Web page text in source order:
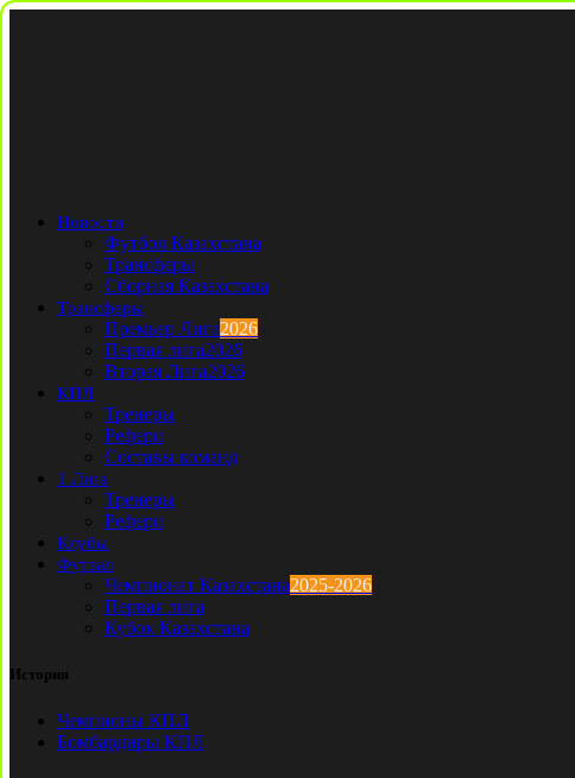
Новости
Футбол Казахстана
Трансферы
Сборная Казахстана
Трансферы
Премьер Лига2026
Первая лига2026
Вторая Лига2026
КПЛ
Тренеры
Рефери
Составы команд
1 Лига
Тренеры
Рефери
Клубы
Футзал
Чемпионат Казахстана2025-2026
Первая лига
Кубок Казахстана
История
Чемпионы КПЛ
Бомбардиры КПЛ